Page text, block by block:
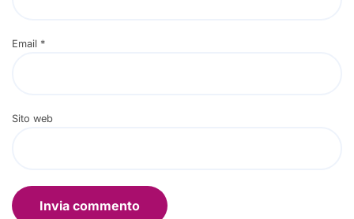
Email *
Sito web